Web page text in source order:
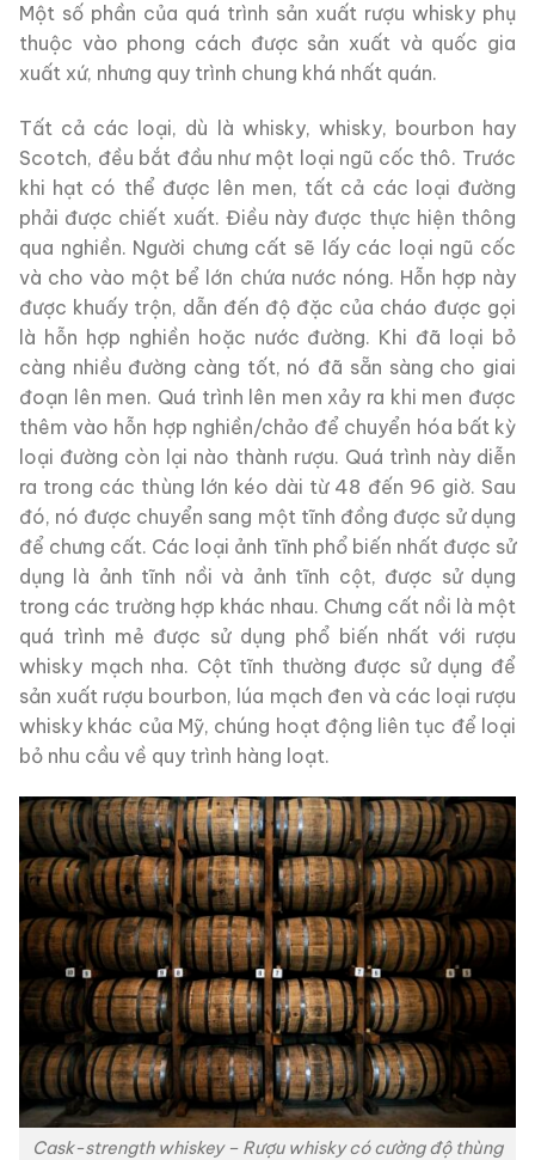
Một số phần của quá trình sản xuất rượu whisky phụ
thuộc vào phong cách được sản xuất và quốc gia
xuất xứ, nhưng quy trình chung khá nhất quán.
Tất cả các loại, dù là whisky, whisky, bourbon hay
Scotch, đều bắt đầu như một loại ngũ cốc thô. Trước
khi hạt có thể được lên men, tất cả các loại đường
phải được chiết xuất. Điều này được thực hiện thông
qua nghiền. Người chưng cất sẽ lấy các loại ngũ cốc
và cho vào một bể lớn chứa nước nóng. Hỗn hợp này
được khuấy trộn, dẫn đến độ đặc của cháo được gọi
là hỗn hợp nghiền hoặc nước đường. Khi đã loại bỏ
càng nhiều đường càng tốt, nó đã sẵn sàng cho giai
đoạn lên men. Quá trình lên men xảy ra khi men được
thêm vào hỗn hợp nghiền/chảo để chuyển hóa bất kỳ
loại đường còn lại nào thành rượu. Quá trình này diễn
ra trong các thùng lớn kéo dài từ 48 đến 96 giờ. Sau
đó, nó được chuyển sang một tĩnh đồng được sử dụng
để chưng cất. Các loại ảnh tĩnh phổ biến nhất được sử
dụng là ảnh tĩnh nồi và ảnh tĩnh cột, được sử dụng
trong các trường hợp khác nhau. Chưng cất nồi là một
quá trình mẻ được sử dụng phổ biến nhất với rượu
whisky mạch nha. Cột tĩnh thường được sử dụng để
sản xuất rượu bourbon, lúa mạch đen và các loại rượu
whisky khác của Mỹ, chúng hoạt động liên tục để loại
bỏ nhu cầu về quy trình hàng loạt.
Cask-strength whiskey – Rượu whisky có cường độ thùng